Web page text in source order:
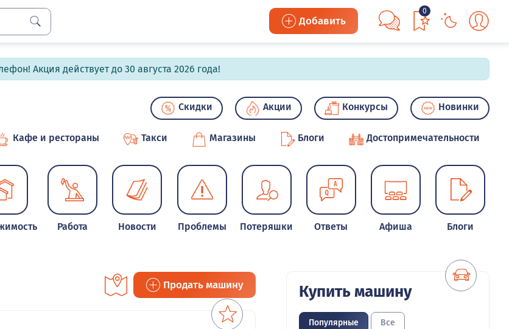
Добавить
0
Акция действует до 30 августа 2026 года!
Скидки Акции Конкурсы Новинки
Кафе и рестораны Такси Магазины Блоги Достопримечательности
Работа Новости Проблемы Потеряшки Ответы Афиша Блоги
Продать машину Купить машину
Популярные Все